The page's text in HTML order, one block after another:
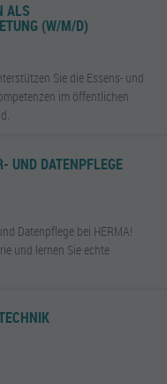
ALS
(W/M/D)
Sie die Essens- und
im öffentlichen
UND DATENPFLEGE
Datenpflege bei HERMA!
und lernen Sie echte